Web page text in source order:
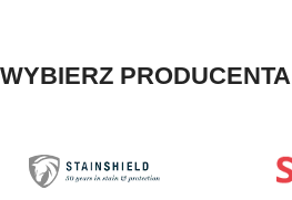
WYBIERZ PRODUCENTA